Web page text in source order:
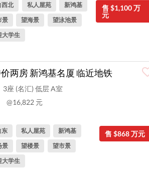
售 $1,100 万
元
西北 私人屋苑
新鸿基
景 望海景
望泳池景
大学生
两房 新鸿基名厦 临近地铁
3座 (名汇) 低层 A室
@16,822 元
售 $868 万元
东 私人屋苑
新鸿基
景 望楼景
望市景
大学生